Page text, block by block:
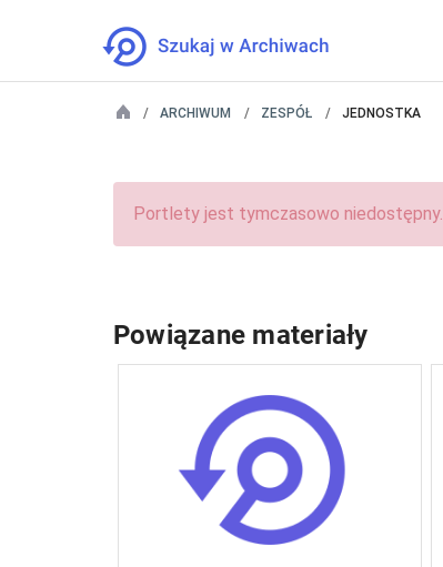
ARCHIWUM ZESPÓŁ JEDNOSTKA
Portlety jest tymczasowo niedostępny.
Powiązane materiały